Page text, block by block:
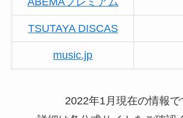
TSUTAYA DISCAS
music.jp
2022年1月現在の情報で